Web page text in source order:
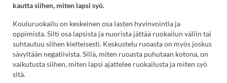
kautta siihen, miten lapsi syö.
Kouluruokailu on keskeinen osa lasten hyvinvointia ja
oppimista. Silti osa lapsista ja nuorista jättää ruokailun väliin tai
suhtautuu siihen kielteisesti. Keskustelu ruoasta on myös joskus
sävyltään negatiivista. Sillä, miten ruoasta puhutaan kotona, on
vaikutusta siihen, miten lapsi ajattelee ruokailusta ja miten syö
sitä.